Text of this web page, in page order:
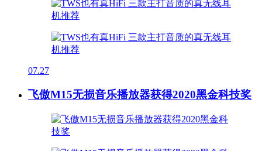
07.27
飞傲M15无损音乐播放器获得2020黑金科技奖